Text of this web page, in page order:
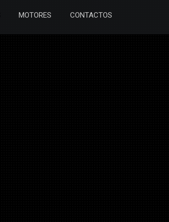
MOTORES CONTACTOS